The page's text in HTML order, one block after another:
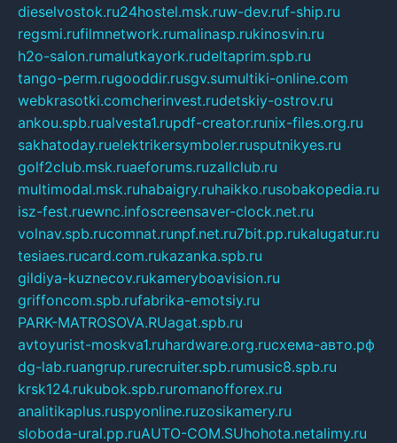
dieselvostok.ru24hostel.msk.ruw-dev.ruf-ship.ru
regsmi.rufilmnetwork.rumalinasp.rukinosvin.ru
h2o-salon.rumalutkayork.rudeltaprim.spb.ru
tango-perm.rugooddir.rusgv.sumultiki-online.com
webkrasotki.comcherinvest.rudetskiy-ostrov.ru
ankou.spb.rualvesta1.rupdf-creator.runix-files.org.ru
sakhatoday.ruelektrikersymboler.rusputnikyes.ru
golf2club.msk.ruaeforums.ruzallclub.ru
multimodal.msk.ruhabaigry.ruhaikko.rusobakopedia.ru
isz-fest.ruewnc.infoscreensaver-clock.net.ru
volnav.spb.rucomnat.runpf.net.ru7bit.pp.rukalugatur.ru
tesiaes.rucard.com.rukazanka.spb.ru
gildiya-kuznecov.rukameryboavision.ru
griffoncom.spb.rufabrika-emotsiy.ru
PARK-MATROSOVA.RUagat.spb.ru
avtoyurist-moskva1.ruhardware.org.ruсхема-авто.рф
dg-lab.ruangrup.rurecruiter.spb.rumusic8.spb.ru
krsk124.rukubok.spb.ruromanofforex.ru
analitikaplus.ruspyonline.ruzosikamery.ru
sloboda-ural.pp.ruAUTO-COM.SUhohota.netalimy.ru